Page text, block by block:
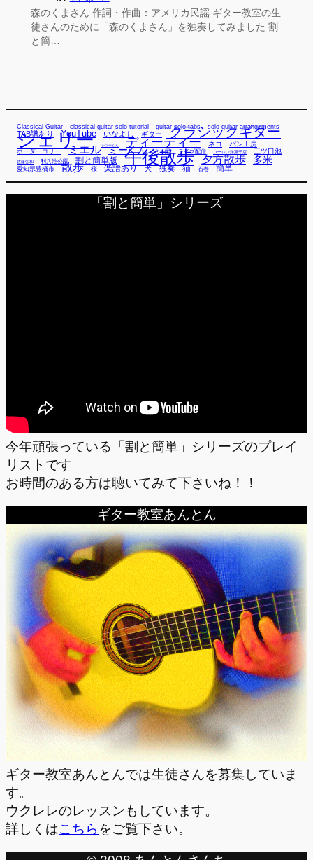
森のくまさん 作詞・作曲：アメリカ民謡 ギター教室の生
徒さんのために「森のくまさん」を独奏してみました 割
と簡…
Classical Guitar classical guitar solo tutorial guitar solo tabs solo guitar arrangements
TAB譜あり YouTube いなよし ギター クラシックギター
シェリー シューくん ディーディー ネコ パン工房
ボーダーコリー ミエル ミーくん ミー君 ライブ配信 ローレン洋菓子店 三ツ口池
佐藤弘和 利兵池公園 割と簡単版 午後散歩 夕方散歩 多米
愛知県豊橋市 散歩 桜 楽譜あり 犬 独奏 猫 石巻 簡単
「割と簡単」シリーズ
今年頑張っている「割と簡単」シリーズのプレイ
リストです
お時間のある方は聴いてみて下さいね！！
ギター教室あんとん
ギター教室あんとんでは生徒さんを募集していま
す。
ウクレレのレッスンもしています。
詳しくはこちら をご覧下さい。